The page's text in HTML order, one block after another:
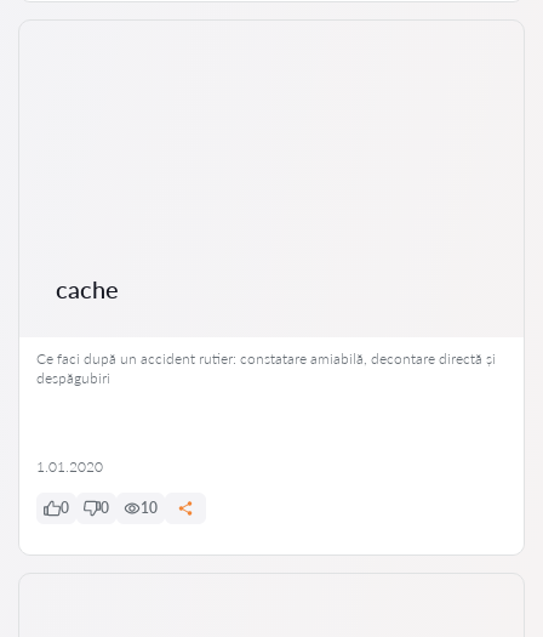
cache
Ce faci după un accident rutier: constatare amiabilă, decontare directă și
despăgubiri
1.01.2020
0 0 10